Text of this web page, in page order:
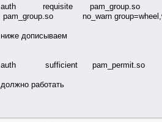
auth requisite pam_group.so
pam_group.so no_warn
ниже дописываем
auth sufficient pam_permit.so
должно работать